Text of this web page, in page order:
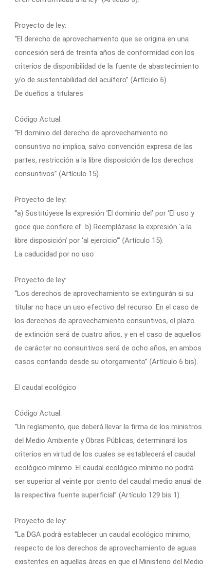
Proyecto de ley:
“El derecho de aprovechamiento que se origina en una
concesión será de treinta años de conformidad con los
criterios de disponibilidad de la fuente de abastecimiento
y/o de sustentabilidad del acuífero” (Artículo 6).
De dueños a titulares
Código Actual:
“El dominio del derecho de aprovechamiento no
consuntivo no implica, salvo convención expresa de las
partes, restricción a la libre disposición de los derechos
consuntivos” (Artículo 15).
Proyecto de ley:
“a) Sustitúyese la expresión ‘El dominio del’ por ‘El uso y
goce que confiere el’. b) Reemplázase la expresión ‘a la
libre disposición’ por ‘al ejercicio'” (Artículo 15).
La caducidad por no uso
Proyecto de ley:
“Los derechos de aprovechamiento se extinguirán si su
titular no hace un uso efectivo del recurso. En el caso de
los derechos de aprovechamiento consuntivos, el plazo
de extinción será de cuatro años, y en el caso de aquellos
de carácter no consuntivos será de ocho años, en ambos
casos contando desde su otorgamiento” (Artículo 6 bis).
El caudal ecológico
Código Actual:
“Un reglamento, que deberá llevar la firma de los ministros
del Medio Ambiente y Obras Públicas, determinará los
criterios en virtud de los cuales se establecerá el caudal
ecológico mínimo. El caudal ecológico mínimo no podrá
ser superior al veinte por ciento del caudal medio anual de
la respectiva fuente superficial” (Artículo 129 bis 1).
Proyecto de ley:
“La DGA podrá establecer un caudal ecológico mínimo,
respecto de los derechos de aprovechamiento de aguas
existentes en aquellas áreas en que el Ministerio del Medio